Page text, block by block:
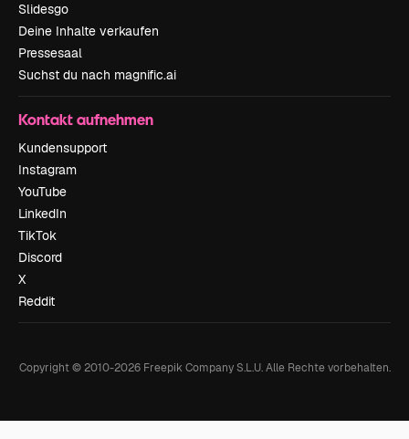
Slidesgo
Deine Inhalte verkaufen
Pressesaal
Suchst du nach magnific.ai
Kontakt aufnehmen
Kundensupport
Instagram
YouTube
LinkedIn
TikTok
Discord
X
Reddit
Copyright © 2010-2026Freepik Company S.L.U. Alle Rechte vorbehalten.